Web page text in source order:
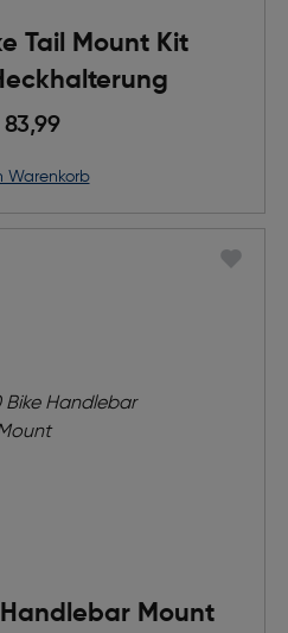
Tail Mount Kit
Warenkorb
Handlebar Mount